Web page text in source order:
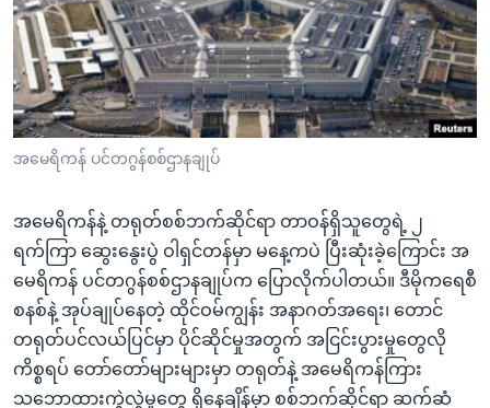
အ
ညွန်း
စာမျက်နှာ
သို့
ကျော်
ကြည့်
ရှာဖွေ
ရန်
နေရာ
သို့
ကျော်
ရန်
သုတပဒေသာ အင်္ဂလိပ်စာ
Learning English
ဗွီအိုအေ လူမှုကွန်ယက်များ
ဘာသာစကားများ
အမေရိကန် ပင်တဂွန်စစ်ဌာနချုပ်
အမေရိကန်နဲ့ တရုတ်စစ်ဘက်ဆိုင်ရာ တာဝန်ရှိသူတွေရဲ့ ၂
ရက်ကြာ ဆွေးနွေးပွဲ ဝါရှင်တန်မှာ မနေ့ကပဲ ပြီးဆုံးခဲ့ကြောင်း အ
မေရိကန် ပင်တဂွန်စစ်ဌာနချုပ်က ပြောလိုက်ပါတယ်။ ဒီမိုကရေစီ
စနစ်နဲ့ အုပ်ချုပ်နေတဲ့ ထိုင်ဝမ်ကျွန်း အနာဂတ်အရေး၊ တောင်
တရုတ်ပင်လယ်ပြင်မှာ ပိုင်ဆိုင်မှုအတွက် အငြင်းပွားမှုတွေလို
ကိစ္စရပ် တော်တော်များများမှာ တရုတ်နဲ့ အမေရိကန်ကြား
သဘောထားကွဲလွဲမှုတွေ ရှိနေချိန်မှာ စစ်ဘက်ဆိုင်ရာ ဆက်ဆံ